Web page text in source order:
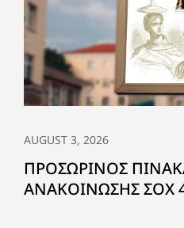
AUGUST 3, 2026
ΠΡΟΣΩΡΙΝΟΣ
ΑΝΑΚΟΙΝΩΣΗΣ ΣΟΧ